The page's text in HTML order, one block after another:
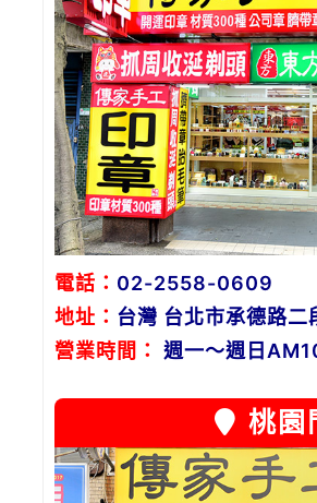
電話： 02-2558-0609
地址： 台灣 台北市承德路二
營業時間：
週一～週日
桃園